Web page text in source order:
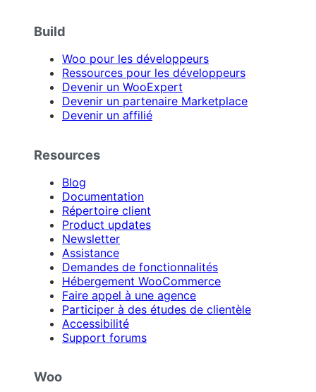
Build
Woo pour les développeurs
Ressources pour les développeurs
Devenir un WooExpert
Devenir un partenaire Marketplace
Devenir un affilié
Resources
Blog
Documentation
Répertoire client
Product updates
Newsletter
Assistance
Demandes de fonctionnalités
Hébergement WooCommerce
Faire appel à une agence
Participer à des études de clientèle
Accessibilité
Support forums
Woo